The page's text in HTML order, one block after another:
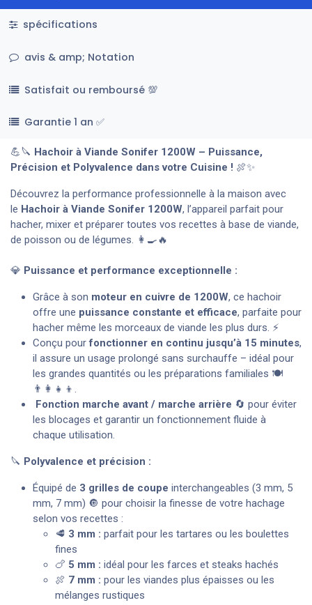
spécifications
avis & amp; Notation
Satisfait ou remboursé 💯
Garantie 1 an ✅
💪🔪 Hachoir à Viande Sonifer 1200W – Puissance,
Précision et Polyvalence dans votre Cuisine ! 🍖✨
Découvrez la performance professionnelle à la maison avec
le Hachoir à Viande Sonifer 1200W, l’appareil parfait pour
hacher, mixer et préparer toutes vos recettes à base de viande,
de poisson ou de légumes. 👩‍🍳🔥
💎 Puissance et performance exceptionnelle :
Grâce à son moteur en cuivre de 1200W, ce hachoir
offre une puissance constante et efficace, parfaite pour
hacher même les morceaux de viande les plus durs. ⚡
Conçu pourfonctionner en continu jusqu’à 15 minutes,
il assure un usage prolongé sans surchauffe – idéal pour
les grandes quantités ou les préparations familiales 🍽️
👨‍👩‍👧‍👦.
Fonction marche avant / marche arrière 🔄 pour éviter
les blocages et garantir un fonctionnement fluide à
chaque utilisation.
🔪 Polyvalence et précision :
Équipé de 3 grilles de coupe interchangeables (3 mm, 5
mm, 7 mm) 🔘 pour choisir la finesse de votre hachage
selon vos recettes :
🥩 3 mm : parfait pour les tartares ou les boulettes
fines
🍗 5 mm : idéal pour les farces et steaks hachés
🍖 7 mm : pour les viandes plus épaisses ou les
mélanges rustiques